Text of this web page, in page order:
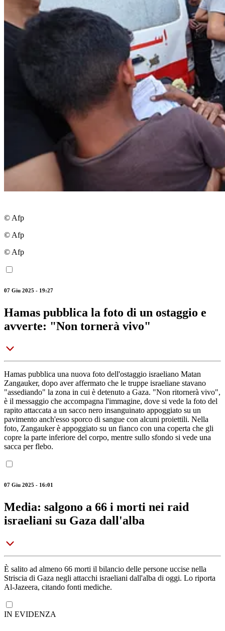
© Afp
© Afp
© Afp
07 Giu 2025 - 19:27
Hamas pubblica la foto di un ostaggio e
avverte: "Non tornerà vivo"
Hamas pubblica una nuova foto dell'ostaggio israeliano Matan
Zangauker, dopo aver affermato che le truppe israeliane stavano
"assediando" la zona in cui è detenuto a Gaza. "Non ritornerà vivo",
è il messaggio che accompagna l'immagine, dove si vede la foto del
rapito attaccata a un sacco nero insanguinato appoggiato su un
pavimento anch'esso sporco di sangue con alcuni proiettili. Nella
foto, Zangauker è appoggiato su un fianco con una coperta che gli
copre la parte inferiore del corpo, mentre sullo sfondo si vede una
sacca per flebo.
07 Giu 2025 - 16:01
Media: salgono a 66 i morti nei raid
israeliani su Gaza dall'alba
È salito ad almeno 66 morti il bilancio delle persone uccise nella
Striscia di Gaza negli attacchi israeliani dall'alba di oggi. Lo riporta
Al-Jazeera, citando fonti mediche.
IN EVIDENZA